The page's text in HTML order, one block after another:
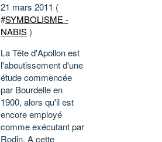
21 mars 2011 (
#SYMBOLISME -
NABIS)
La Tête d'Apollon est
l'aboutissement d'une
étude commencée
par Bourdelle en
1900, alors qu'il est
encore employé
comme exécutant par
Rodin. A cette